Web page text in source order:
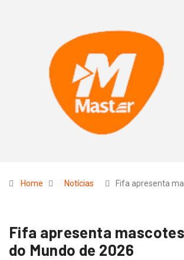
Home Notícias Fifa apresenta
Fifa apresenta
do Mundo de 2026